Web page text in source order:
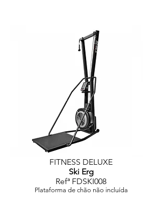
FITNESS DELUXE
Ski Erg
Refª FDSKI008
Plataforma de chão não incluída